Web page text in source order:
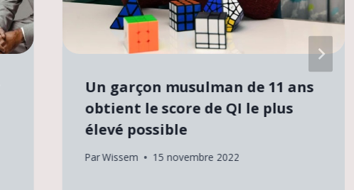
Un garçon musulman de 11 ans
obtient le score de QI le plus
élevé possible
ParWissem 15 novembre 2022